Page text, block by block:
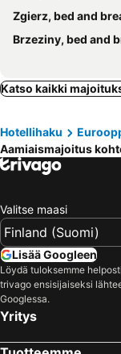
Zgierz, bed and
Brzeziny, bed and
Katso kaikki
Hotellihaku
Aamiaismajoitus
Valitse maasi
Lisää Googleen
Löydä tuloksemme
trivago ensisijaiseksi
Googlessa.
Yritys